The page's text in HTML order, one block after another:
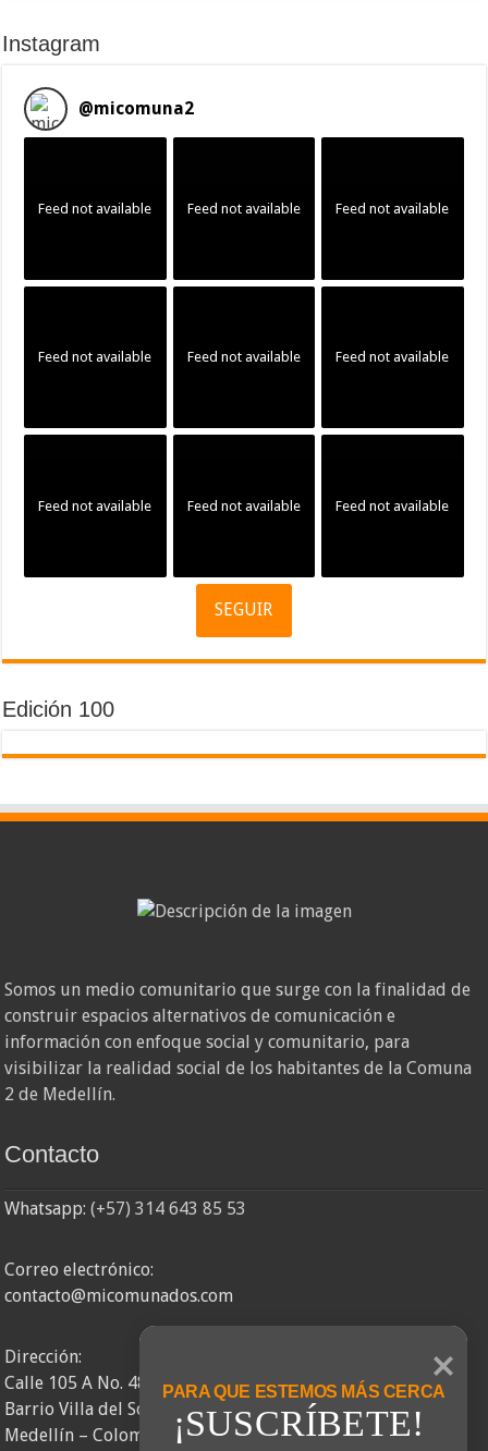
Instagram
@micomuna2
Feed not available Feed not available Feed not available
Feed not available Feed not available Feed not available
Feed not available Feed not available Feed not available
SEGUIR
Edición 100
Somos un medio comunitario que surge con la finalidad de
construir espacios alternativos de comunicación e
información con enfoque social y comunitario, para
visibilizar la realidad social de los habitantes de la Comuna
2 de Medellín.
Contacto
Whatsapp:(+57) 314 643 85 53
Correo electrónico:
contacto@micomunados.com
Dirección:
Calle 105 A No. 48AA – 58
Barrio Villa del Socorro
Medellín – Colombia
PARA QUE ESTEMOS MÁS CERCA
¡SUSCRÍBETE!